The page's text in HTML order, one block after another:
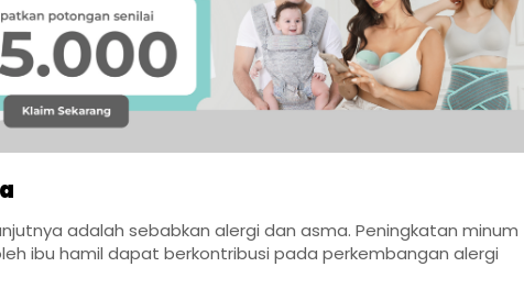
adalah sebabkan alergi dan asma. Peningkatan minum
ibu hamil dapat berkontribusi pada perkembangan alergi